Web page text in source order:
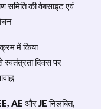
समिति की वेबसाइट एवं
में किया
स्वतंत्रता दिवस पर
AE और JE निलंबित,